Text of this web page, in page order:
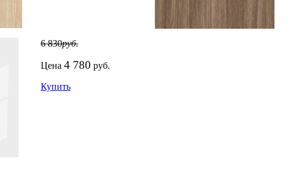
6 830руб.
Цена 4 780 руб.
Купить